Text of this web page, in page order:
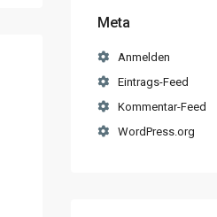
Meta
Anmelden
Eintrags-Feed
Kommentar-Feed
WordPress.org